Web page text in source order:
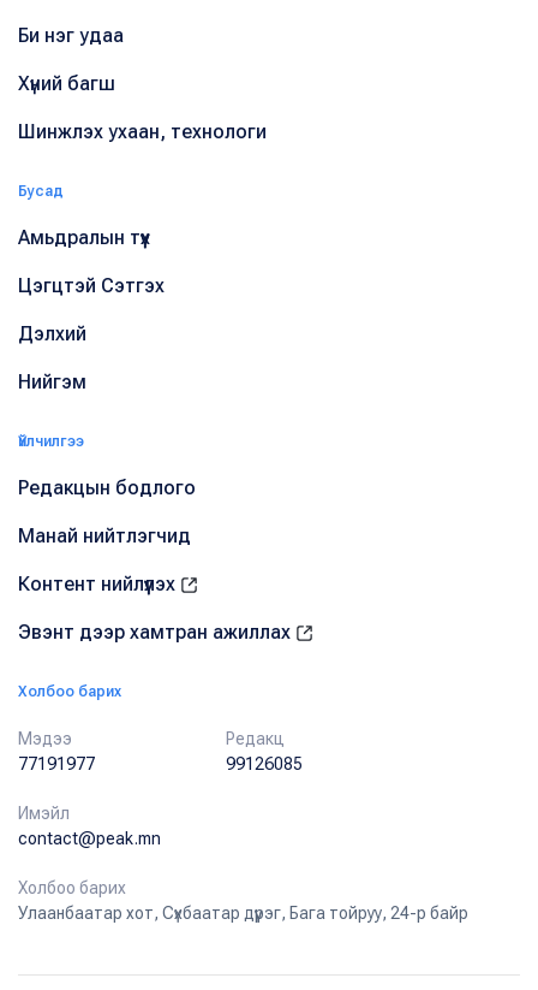
Би нэг удаа
Хүний багш
Шинжлэх ухаан, технологи
Бусад
Амьдралын түүх
Цэгцтэй Сэтгэх
Дэлхий
Нийгэм
Үйлчилгээ
Редакцын бодлого
Манай нийтлэгчид
Контент нийлүүлэх
Эвэнт дээр хамтран ажиллах
Холбоо барих
Мэдээ
77191977
Редакц
99126085
Имэйл
contact@peak.mn
Холбоо барих
Улаанбаатар хот, Сүхбаатар дүүрэг, Бага тойруу, 24-р байр